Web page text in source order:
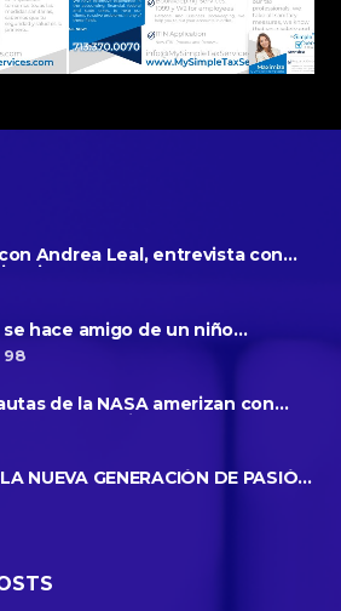
con Andrea Leal, entrevista con
Cirque Du ......
se hace amigo de un niño
8 años llamado ......
98
de la NASA amerizan con
del primer ......
NUEVA GENERACIÓN DE PASIÓN
II